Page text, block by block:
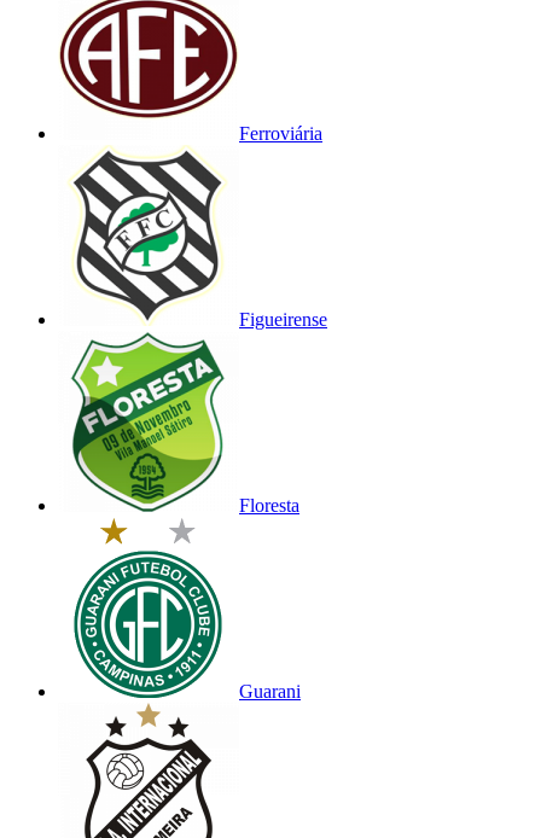
Ferroviária
Figueirense
Floresta
Guarani